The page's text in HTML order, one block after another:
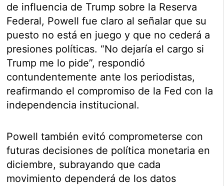
de influencia de Trump sobre la Reserva
Federal, Powell fue claro al señalar que su
puesto no está en juego y que no cederá a
presiones políticas. “No dejaría el cargo si
Trump me lo pide”, respondió
contundentemente ante los periodistas,
reafirmando el compromiso de la Fed con la
independencia institucional.
Powell también evitó comprometerse con
futuras decisiones de política monetaria en
diciembre, subrayando que cada
movimiento dependerá de los datos